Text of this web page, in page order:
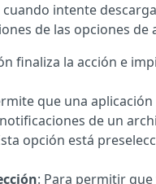
intente
de las opciones de
finaliza la acción e
que una
de un
opción está
: Para permitir